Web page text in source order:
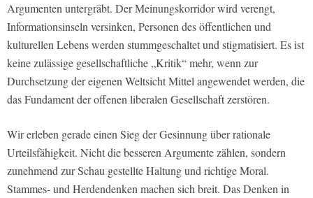
Argumenten untergräbt. Der Meinungskorridor wird verengt,
Informationsinseln versinken, Personen des öffentlichen und
kulturellen Lebens werden stummgeschaltet und stigmatisiert. Es ist
keine zulässige gesellschaftliche „Kritik“ mehr, wenn zur
Durchsetzung der eigenen Weltsicht Mittel angewendet werden, die
das Fundament der offenen liberalen Gesellschaft zerstören.
Wir erleben gerade einen Sieg der Gesinnung über rationale
Urteilsfähigkeit. Nicht die besseren Argumente zählen, sondern
zunehmend zur Schau gestellte Haltung und richtige Moral.
Stammes- und Herdendenken machen sich breit. Das Denken in